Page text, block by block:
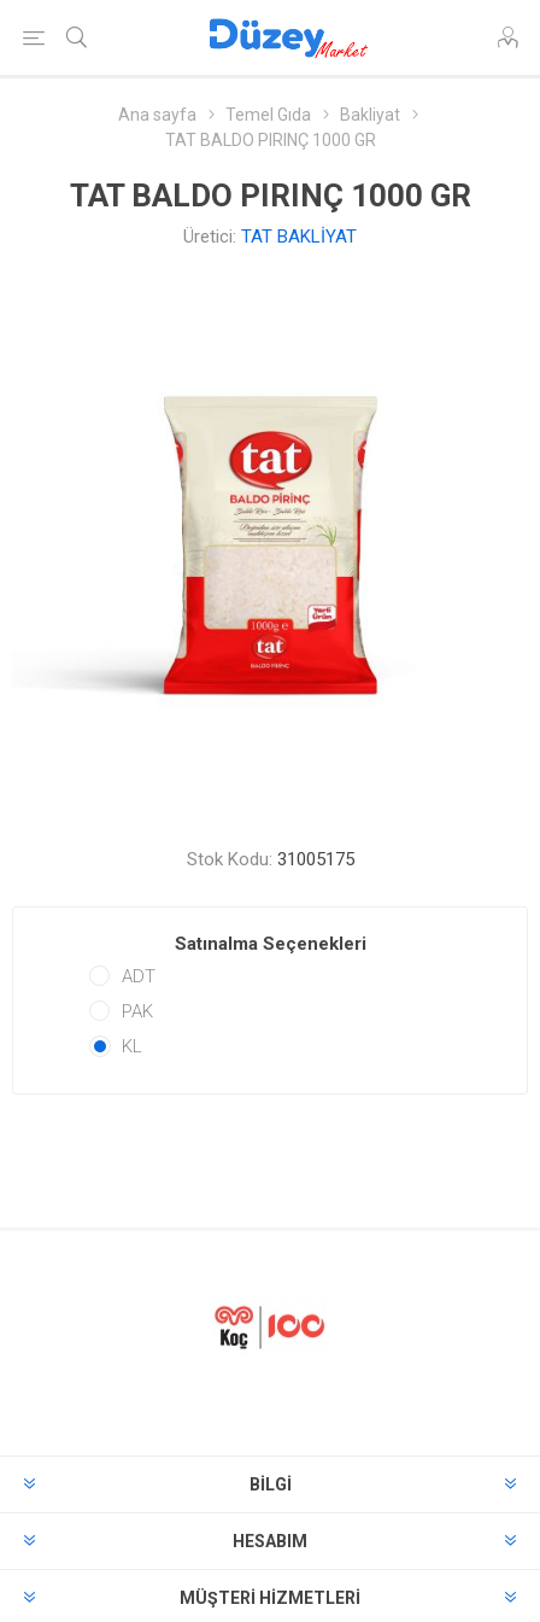
Ana sayfa Temel Gıda
Bakliyat
TAT BALDO PIRINÇ 1000 GR
TAT BALDO PIRINÇ 1000 GR
Üretici: TAT BAKLİYAT
Stok Kodu: 31005175
Satınalma Seçenekleri
ADT
PAK
KL
BILGI
HESABIM
MÜŞTERI HIZMETLERI